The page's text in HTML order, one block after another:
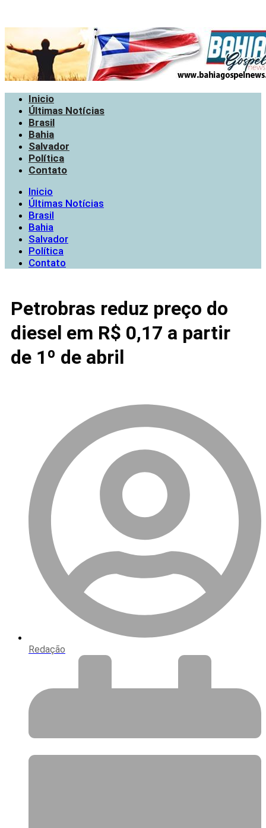
Inicio
Últimas Notícias
Brasil
Bahia
Salvador
Política
Contato
Inicio
Últimas Notícias
Brasil
Bahia
Salvador
Política
Contato
Petrobras reduz preço do
diesel em R$ 0,17 a partir
de 1º de abril
Redação